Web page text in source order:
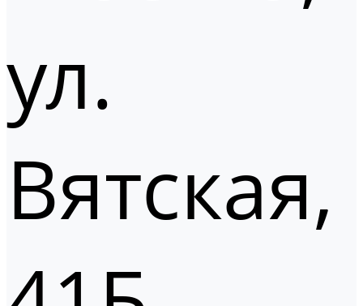
ул.
Вятская,